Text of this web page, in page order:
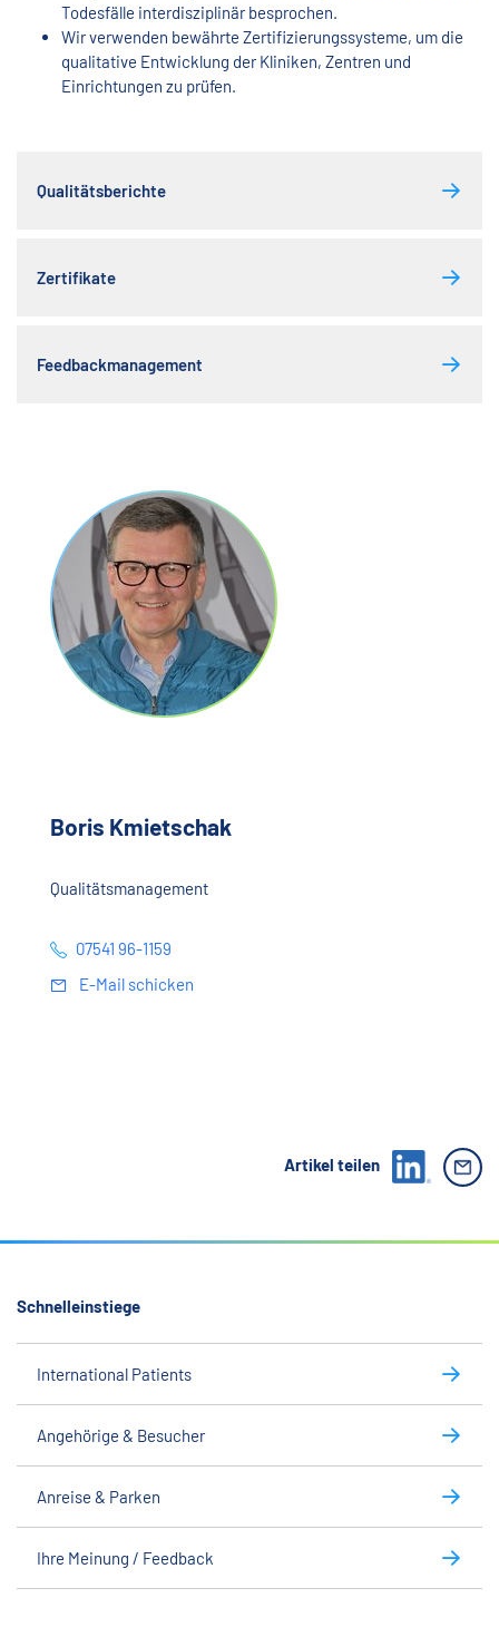
Boris Kmietschak
Qualitätsmanagement
07541 96-1159
E-Mail schicken
Todesfälle interdisziplinär besprochen.
Wir verwenden bewährte Zertifizierungssysteme, um die
qualitative Entwicklung der Kliniken, Zentren und
Einrichtungen zu prüfen.
Qualitätsberichte
Zertifikate
Feedbackmanagement
Artikel teilen
Schnelleinstiege
International Patients
Angehörige & Besucher
Anreise & Parken
Ihre Meinung / Feedback